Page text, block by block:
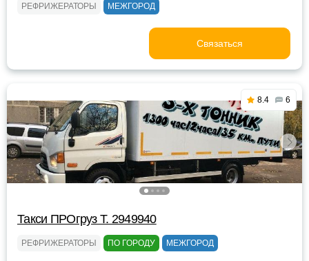
РЕФРИЖЕРАТОРЫ МЕЖГОРОД
Связаться
8.4 6
Такси ПРОгруз Т. 2949940
РЕФРИЖЕРАТОРЫ ПО ГОРОДУ МЕЖГОРОД